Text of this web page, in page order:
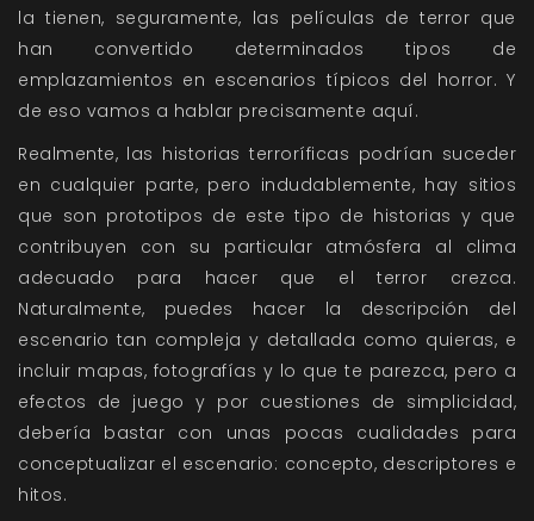
la tienen, seguramente, las películas de terror que
han convertido determinados tipos de
emplazamientos en escenarios típicos del horror. Y
de eso vamos a hablar precisamente aquí.
Realmente, las historias terroríficas podrían suceder
en cualquier parte, pero indudablemente, hay sitios
que son prototipos de este tipo de historias y que
contribuyen con su particular atmósfera al clima
adecuado para hacer que el terror crezca.
Naturalmente, puedes hacer la descripción del
escenario tan compleja y detallada como quieras, e
incluir mapas, fotografías y lo que te parezca, pero a
efectos de juego y por cuestiones de simplicidad,
debería bastar con unas pocas cualidades para
conceptualizar el escenario: concepto, descriptores e
hitos.